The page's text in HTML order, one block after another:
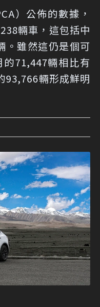
）公佈的數據，
輛車，這包括中
。雖然這仍是個可
71,447輛相比有
93,766輛形成鮮明